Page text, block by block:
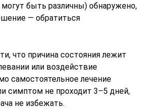
быть различны) обнаружено,
— обратиться
что причина состояния лежит
или воздействие
самостоятельное лечение
симптом не проходит 3–5 дней,
не избежать.